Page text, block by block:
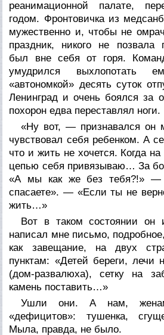
реанимационной палате,
годом. Фронтовичка из
мужественно и, чтобы не
праздник, никого не
был вне себя от горя.
умудрился выхлопотать
«автономкой» десять суток
Ленинград и очень боялся за
похорон едва переставлял ноги.
«Ну вот, — признавался
чувствовал себя ребенком. А
что и жить не хочется. Когда
цепью себя привязываю… За
«А мы как же без тебя?!» —
спасаете». — «Если ты не
жить…»
Вот в таком состоянии
написал мне письмо,
как завещание, на двух
пунктам: «Детей береги, лечи
(дом-развалюха), сетку на
камень поставить…»
Ушли они. А нам,
«дефицитов»: тушенка,
Мыла, правда, не было.